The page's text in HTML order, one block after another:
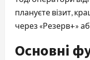
плануєте візит,
через «Резерв+»
Основні